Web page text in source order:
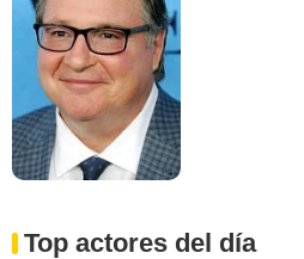
Top actores del día